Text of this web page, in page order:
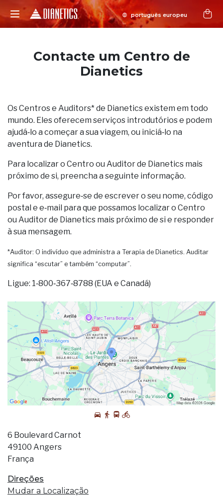
Contacte um Centro de
Dianetics
Os Centros e Auditors* de Dianetics existem em todo
mundo. Eles oferecem serviços introdutórios e podem
ajudá‑lo a começar a sua viagem, ou iniciá‑lo na
aventura de Dianetics.
Para localizar o Centro ou Auditor de Dianetics mais
próximo de si, preencha a seguinte informação.
Por favor, assegure‑se de escrever o seu nome, código
postal e e‑mail para que possamos localizar o Centro
ou Auditor de Dianetics mais próximo de si e responder
à sua mensagem.
*Auditor: O indivíduo que administra a Terapia de Dianetics. Auditar
significa “escutar” e também “computar”.
Ligue: 1‑800‑367‑8788 (EUA e Canadá)
6 Boulevard Carnot
49100 Angers
França
Direções
Mudar a Localização